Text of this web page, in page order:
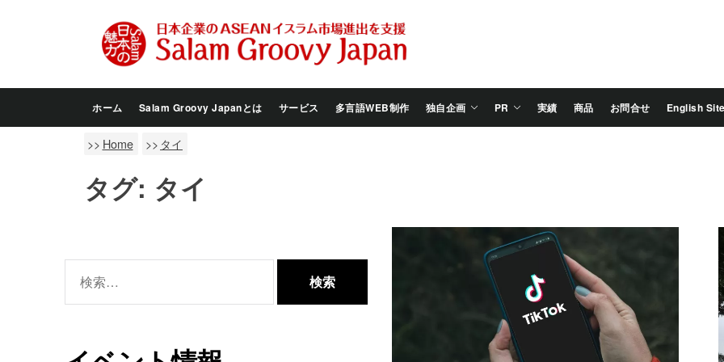
Groovy
Japan
ホーム Salam Groovy Japanとは サービス 多言語WEB制作 独自企画 PR 実績 商品 お問合せ English
Home タイ
タグ: タイ
索: